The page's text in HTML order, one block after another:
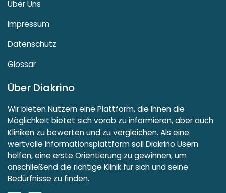
Über Uns
Impressum
Datenschutz
Glossar
Über Diakrino
Wir bieten Nutzern eine Plattform, die ihnen die
Möglichkeit bietet sich vorab zu informieren, aber auch
Kliniken zu bewerten und zu vergleichen. Als eine
wertvolle Informationsplattform soll Diakrino Usern
helfen, eine erste Orientierung zu gewinnen, um
anschließend die richtige Klinik für sich und seine
Bedürfnisse zu finden.